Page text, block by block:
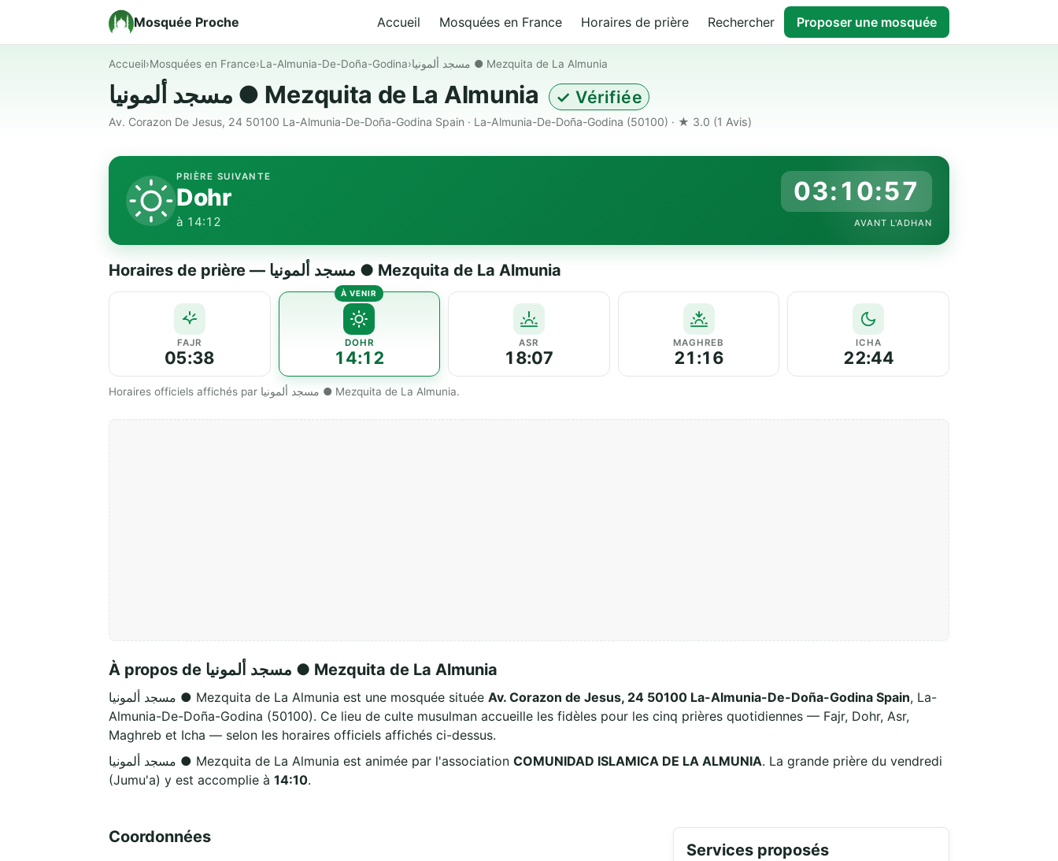
Mosquée Proche Accueil Mosquées en France Horaires de prière Rechercher Proposer une mosquée
Accueil›Mosquées en France›La-Almunia-De-Doña-Godina› مسجد ألمونيا ● Mezquita de La Almunia
مسجد ألمونيا ● Mezquita de La Almunia ✓ Vérifiée
Av. Corazon De Jesus, 24 50100 La-Almunia-De-Doña-Godina Spain · La-Almunia-De-Doña-Godina (50100) · ★ 3.0 (1 Avis)
PRIÈRE SUIVANTE
Dohr
à 14:12
03:10:56
AVANT L'ADHAN
Horaires de prière — مسجد ألمونيا ● Mezquita de La Almunia
FAJR
05:38
DOHR
14:12
ASR
18:07
MAGHREB
21:16
ICHA
22:44
Horaires officiels affichés par مسجد ألمونيا ● Mezquita de La Almunia.
À propos de مسجد ألمونيا ● Mezquita de La Almunia
مسجد ألمونيا ● Mezquita de La Almunia est une mosquée située Av. Corazon de Jesus, 24 50100 La-Almunia-De-Doña-Godina Spain, La-
Almunia-De-Doña-Godina (50100). Ce lieu de culte musulman accueille les fidèles pour les cinq prières quotidiennes — Fajr, Dohr, Asr,
Maghreb et Icha — selon les horaires officiels affichés ci-dessus.
مسجد ألمونيا ● Mezquita de La Almunia est animée par l'association COMUNIDAD ISLAMICA DE LA ALMUNIA. La grande prière du vendredi
(Jumu'a) y est accomplie à 14:10.
Coordonnées
Services proposés